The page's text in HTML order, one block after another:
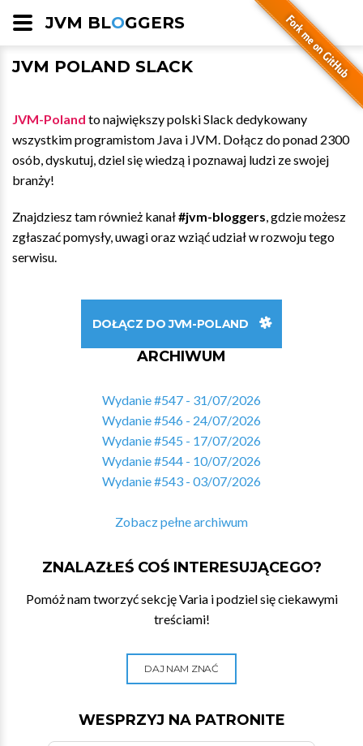
JVM BLOGGERS
JVM POLAND SLACK
JVM-Poland to największy polski Slack dedykowany
wszystkim programistom Java i JVM. Dołącz do ponad 2300
osób, dyskutuj, dziel się wiedzą i poznawaj ludzi ze swojej
branży!
Znajdziesz tam również kanał#jvm-bloggers, gdzie możesz
zgłaszać pomysły, uwagi oraz wziąć udział w rozwoju tego
serwisu.
DOŁĄCZ DO JVM-POLAND
ARCHIWUM
Wydanie #547 - 31/07/2026
Wydanie #546 - 24/07/2026
Wydanie #545 - 17/07/2026
Wydanie #544 - 10/07/2026
Wydanie #543 - 03/07/2026
Zobacz pełne archiwum
ZNALAZŁEŚ COŚ INTERESUJĄCEGO?
Pomóż nam tworzyć sekcję Varia i podziel się ciekawymi
treściami!
DAJ NAM ZNAĆ
WESPRZYJ NA PATRONITE